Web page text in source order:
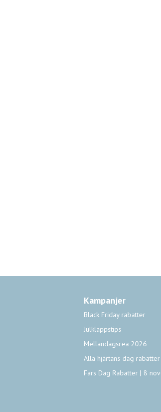
Kampanjer
Black Friday rabatter
Julklappstips
Mellandagsrea 2026
Alla hjärtans dag rabatter